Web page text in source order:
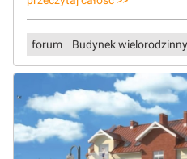
forum Budynek wielorodzinny